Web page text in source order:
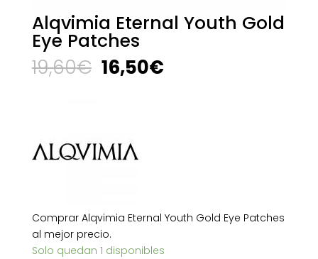
Alqvimia Eternal Youth Gold
Eye Patches
19,60€ El
precio
16,50€El
Comprar Alqvimia Eternal Youth Gold Eye Patches
al mejor precio.
Solo quedan 1 disponibles